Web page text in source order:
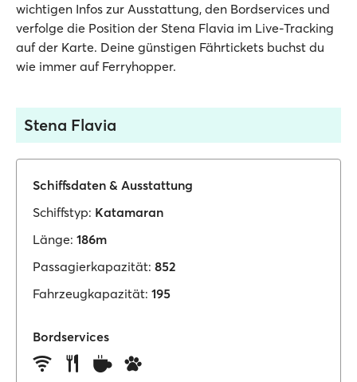
wichtigen Infos zur Ausstattung, den Bordservices und
verfolge die Position der Stena Flavia im Live-Tracking
auf der Karte. Deine günstigen Fährtickets buchst du
wie immer auf Ferryhopper.
Stena Flavia
Schiffsdaten & Ausstattung
Schiffstyp: Katamaran
Länge: 186m
Passagierkapazität: 852
Fahrzeugkapazität: 195
Bordservices